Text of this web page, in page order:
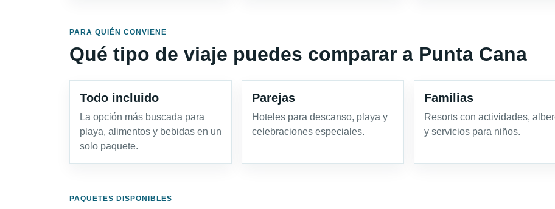
PARA QUIÉN CONVIENE
Qué tipo de viaje puedes comparar a Punta Cana
Todo incluido
La opción más buscada para
playa, alimentos y bebidas en un
solo paquete.
Parejas
Hoteles para descanso, playa y
celebraciones especiales.
Familias
Resorts con actividades,
y servicios para niños.
PAQUETES DISPONIBLES